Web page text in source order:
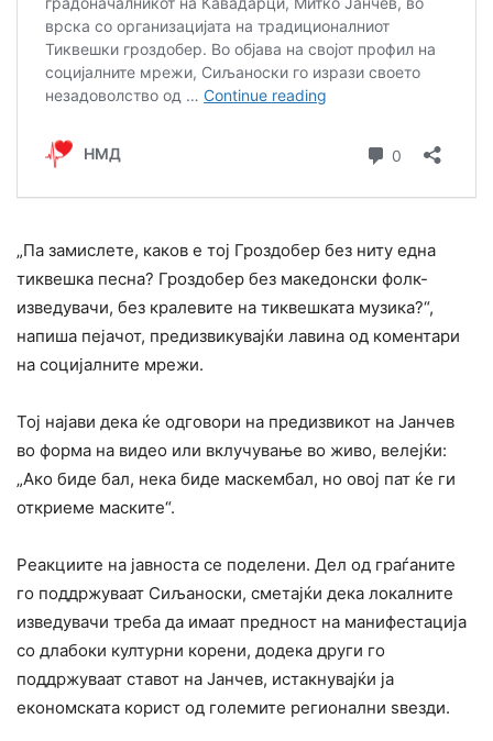
„Па замислете, каков е тој Гроздобер без ниту една
тиквешка песна? Гроздобер без македонски фолк-
изведувачи, без кралевите на тиквешката музика?“,
напиша пејачот, предизвикувајќи лавина од коментари
на социјалните мрежи.
Тој најави дека ќе одговори на предизвикот на Јанчев
во форма на видео или вклучување во живо, велејќи:
„Ако биде бал, нека биде маскембал, но овој пат ќе ги
откриеме маските“.
Реакциите на јавноста се поделени. Дел од граѓаните
го поддржуваат Сиљаноски, сметајќи дека локалните
изведувачи треба да имаат предност на манифестација
со длабоки културни корени, додека други го
поддржуваат ставот на Јанчев, истакнувајќи ја
економската корист од големите регионални ѕвезди.